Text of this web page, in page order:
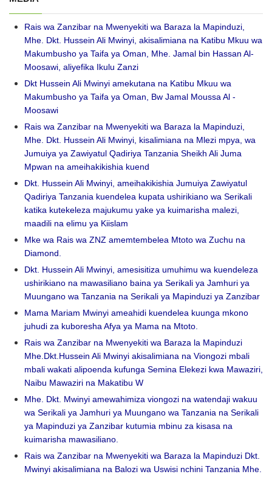
Rais wa Zanzibar na Mwenyekiti wa Baraza la Mapinduzi,
Mhe. Dkt. Hussein Ali Mwinyi, akisalimiana na Katibu Mkuu wa
Makumbusho ya Taifa ya Oman, Mhe. Jamal bin Hassan Al-
Moosawi, aliyefika Ikulu Zanzi
Dkt Hussein Ali Mwinyi amekutana na Katibu Mkuu wa
Makumbusho ya Taifa ya Oman, Bw Jamal Moussa Al -
Moosawi
Rais wa Zanzibar na Mwenyekiti wa Baraza la Mapinduzi,
Mhe. Dkt. Hussein Ali Mwinyi, kisalimiana na Mlezi mpya, wa
Jumuiya ya Zawiyatul Qadiriya Tanzania Sheikh Ali Juma
Mpwan na ameihakikishia kuend
Dkt. Hussein Ali Mwinyi, ameihakikishia Jumuiya Zawiyatul
Qadiriya Tanzania kuendelea kupata ushirikiano wa Serikali
katika kutekeleza majukumu yake ya kuimarisha malezi,
maadili na elimu ya Kiislam
Mke wa Rais wa ZNZ amemtembelea Mtoto wa Zuchu na
Diamond.
Dkt. Hussein Ali Mwinyi, amesisitiza umuhimu wa kuendeleza
ushirikiano na mawasiliano baina ya Serikali ya Jamhuri ya
Muungano wa Tanzania na Serikali ya Mapinduzi ya Zanzibar
Mama Mariam Mwinyi ameahidi kuendelea kuunga mkono
juhudi za kuboresha Afya ya Mama na Mtoto.
Rais wa Zanzibar na Mwenyekiti wa Baraza la Mapinduzi
Mhe.Dkt.Hussein Ali Mwinyi akisalimiana na Viongozi mbali
mbali wakati alipoenda kufunga Semina Elekezi kwa Mawaziri,
Naibu Mawaziri na Makatibu W
Mhe. Dkt. Mwinyi amewahimiza viongozi na watendaji wakuu
wa Serikali ya Jamhuri ya Muungano wa Tanzania na Serikali
ya Mapinduzi ya Zanzibar kutumia mbinu za kisasa na
kuimarisha mawasiliano.
Rais wa Zanzibar na Mwenyekiti wa Baraza la Mapinduzi Dkt.
Mwinyi akisalimiana na Balozi wa Uswisi nchini Tanzania Mhe.